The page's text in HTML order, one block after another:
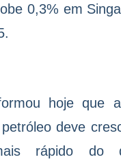
0,3% em
hoje que
deve
rápido do